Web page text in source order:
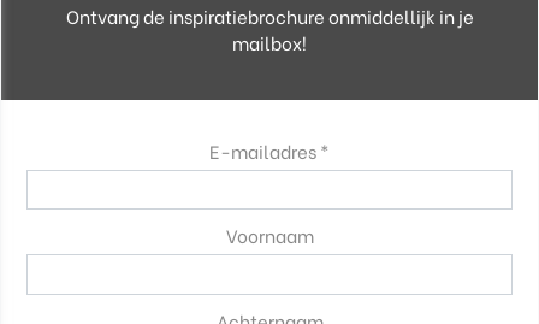
Ontvang de inspiratiebrochure onmiddellijk in je
mailbox!
E-mailadres *
Voornaam